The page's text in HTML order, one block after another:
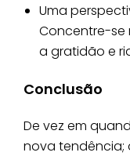
Uma
Concentre-se
a gratidão e
Conclusão
De vez em
nova tendência;